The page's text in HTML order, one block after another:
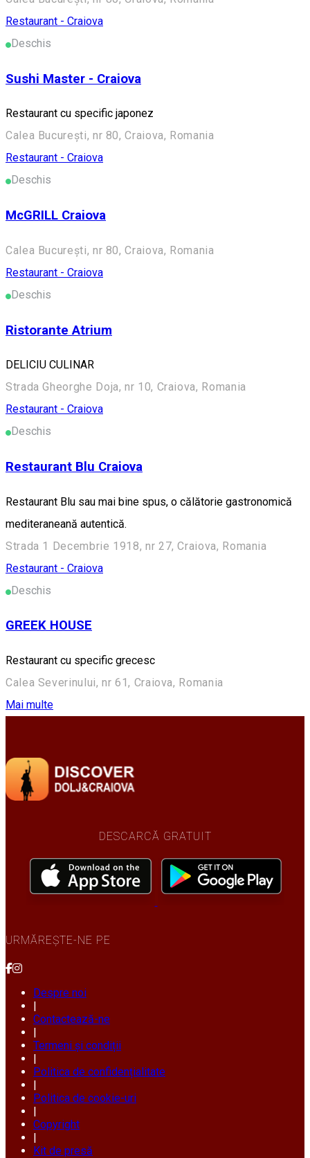
Restaurant - Craiova
Deschis
Sushi Master - Craiova
Restaurant cu specific japonez
Calea București, nr 80, Craiova, Romania
Restaurant - Craiova
Deschis
McGRILL Craiova
Calea București, nr 80, Craiova, Romania
Restaurant - Craiova
Deschis
Ristorante Atrium
DELICIU CULINAR
Strada Gheorghe Doja, nr 10, Craiova, Romania
Restaurant - Craiova
Deschis
Restaurant Blu Craiova
Restaurant Blu sau mai bine spus, o călătorie gastronomică
mediteraneană autentică.
Strada 1 Decembrie 1918, nr 27, Craiova, Romania
Restaurant - Craiova
Deschis
GREEK HOUSE
Restaurant cu specific grecesc
Calea Severinului, nr 61, Craiova, Romania
Mai multe
DESCARCĂ GRATUIT
URMĂREȘTE-NE PE
Despre noi
|
Contactează-ne
|
Termeni și condiții
|
Politica de confidențialitate
|
Politica de cookie-uri
|
Copyright
|
Kit de presă